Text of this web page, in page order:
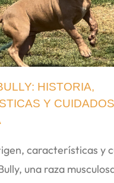
HISTORIA,
Y
características y
una raza